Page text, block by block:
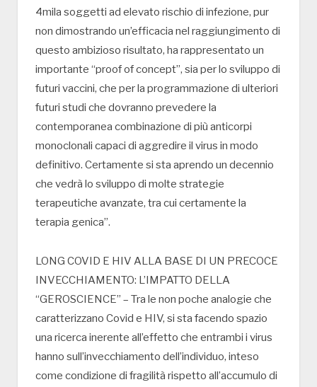
4mila soggetti ad elevato rischio di infezione, pur
non dimostrando un’efficacia nel raggiungimento di
questo ambizioso risultato, ha rappresentato un
importante “proof of concept”, sia per lo sviluppo di
futuri vaccini, che per la programmazione di ulteriori
futuri studi che dovranno prevedere la
contemporanea combinazione di più anticorpi
monoclonali capaci di aggredire il virus in modo
definitivo. Certamente si sta aprendo un decennio
che vedrà lo sviluppo di molte strategie
terapeutiche avanzate, tra cui certamente la
terapia genica”.
LONG COVID E HIV ALLA BASE DI UN PRECOCE
INVECCHIAMENTO: L’IMPATTO DELLA
“GEROSCIENCE” – Tra le non poche analogie che
caratterizzano Covid e HIV, si sta facendo spazio
una ricerca inerente all’effetto che entrambi i virus
hanno sull’invecchiamento dell’individuo, inteso
come condizione di fragilità rispetto all’accumulo di